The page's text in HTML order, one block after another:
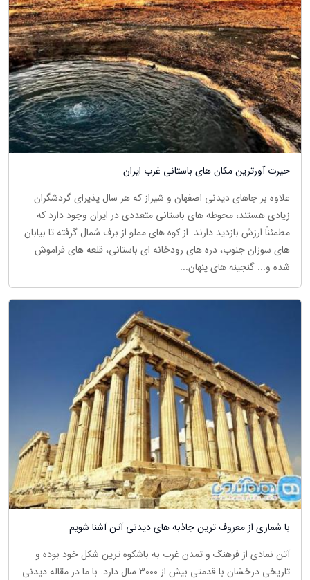
حیرت آورترین مکان های باستانی غرب ایران
علاوه بر جاهای دیدنی اصفهان و شیراز که هر سال پذیرای گردشگران
زیادی هستند، محوطه های باستانی متعددی در ایران وجود دارد که
مطمئناً ارزش بازدید دارند. از کوه های مملو از برف شمال گرفته تا بیابان
های سوزان جنوب، دره های رودخانه ای باستانی، قلعه های فراموش
شده و... گنجینه های پنهان...
با شماری از معروف ترین جاذبه های دیدنی آتن آشنا شویم
آتن نمادی از فرهنگ و تمدن غرب به باشکوه ترین شکل خود بوده و
تاریخی درخشان با قدمتی بیش از 3000 سال دارد. با ما در مقاله دیدنی